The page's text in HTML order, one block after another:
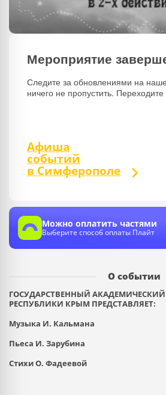
Мероприятие
Следите за обновлениями на
ничего не пропустить.
Афиша
событий
в Симферополе
Можно оплатить частями
Выберите способ оплаты Плайт
О событии
ГОСУДАРСТВЕННЫЙ
РЕСПУБЛИКИ КРЫМ ПРЕДСТАВЛЯЕТ:
Музыка И. Кальмана
Пьеса И. Зарубина
Стихи О. Фадеевой